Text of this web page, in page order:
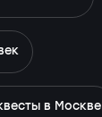
в Москве